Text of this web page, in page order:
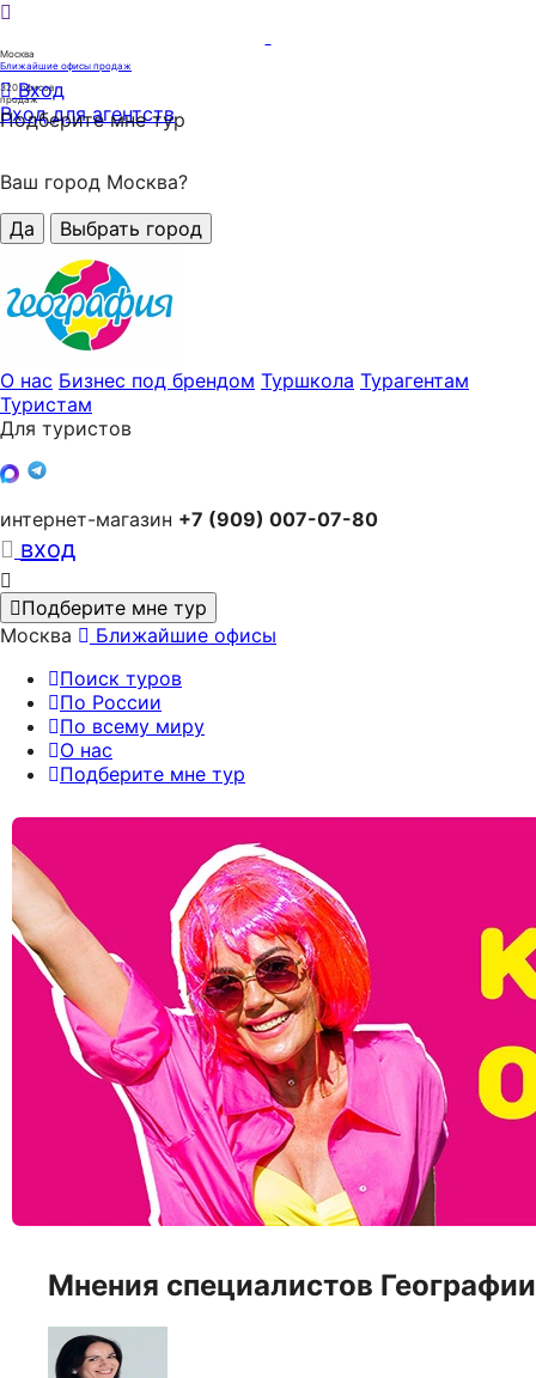
Москва
Ближайшие офисы продаж
320офисов
продаж
Вход
Вход для агентств
Подберите мне тур
Ваш город Москва?
Да
Выбрать город
О нас Бизнес под брендом Туршкола Турагентам
Туристам
Для туристов
интернет-магазин +7 (909) 007-07-80
вход
Подберите мне тур
Москва
Ближайшие офисы
Поиск туров
По России
По всему миру
О нас
Подберите мне тур
Мнения специалистов Географии